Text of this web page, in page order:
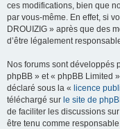
ces modifications, bien que
par vous-même. En effet, si
DROUIZIG » après que des
d’être légalement
Nos forums sont développés
phpBB » et « phpBB Limited
déclaré sous la « licence
téléchargé sur le site de
de faciliter les discussions
être tenu comme